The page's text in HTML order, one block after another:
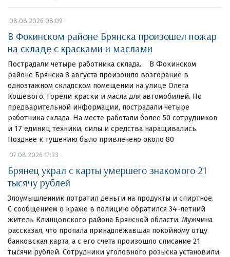
08.08.2026 08:09
В Фокинском районе Брянска произошел пожар
на складе с красками и маслами
Пострадали четыре работника склада. В Фокинском
районе Брянска 8 августа произошло возгорание в
одноэтажном складском помещении на улице Олега
Кошевого. Горели краски и масла для автомобилей. По
предварительной информации, пострадали четыре
работника склада. На месте работали более 50 сотрудников
и 17 единиц техники, силы и средства наращивались.
Позднее к тушению было привлечено около 80
07.08.2026 17:33
Брянец украл с карты умершего знакомого 21
тысячу рублей
Злоумышленник потратил деньги на продукты и спиртное.
С сообщением о краже в полицию обратился 34-летний
житель Клинцовского района Брянской области. Мужчина
рассказал, что пропала принадлежавшая покойному отцу
банковская карта, а с его счета произошло списание 21
тысячи рублей. Сотрудники уголовного розыска установили,